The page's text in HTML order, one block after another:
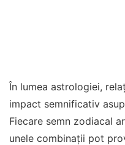
În lumea astrologiei,
impact semnificativ
Fiecare semn zodiacal
unele combinații pot